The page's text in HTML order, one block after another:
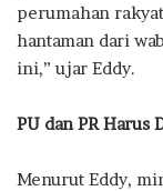
perumahan
hantaman dari
ini,” ujar Eddy.
PU dan PR Harus
Menurut Eddy,